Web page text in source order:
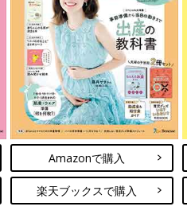
Amazonで購入
楽天ブックスで購入